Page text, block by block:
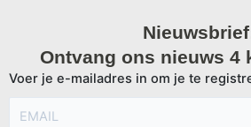
Ontvang ons nieuws 4
Voer je e-mailadres in om je te